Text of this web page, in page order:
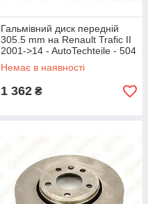
Гальмівний диск передній
305.5 mm на Renault Trafic II
2001->14 - AutoTechteile - 504
0003
Немає в наявності
1 362 ₴